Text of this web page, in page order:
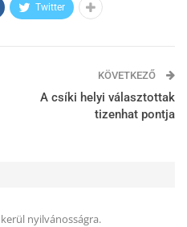
Twitter
KÖVETKEZŐ
A csíki helyi választottak
tizenhat pontja
nyilvánosságra.